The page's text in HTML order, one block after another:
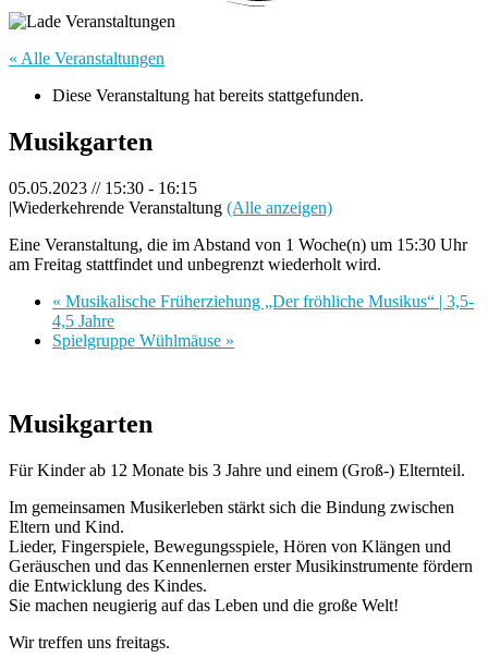
« Alle Veranstaltungen
Diese Veranstaltung hat bereits stattgefunden.
Musikgarten
05.05.2023 // 15:30 - 16:15
|Wiederkehrende Veranstaltung (Alle anzeigen)
Eine Veranstaltung, die im Abstand von 1 Woche(n) um 15:30 Uhr
am Freitag stattfindet und unbegrenzt wiederholt wird.
« Musikalische Früherziehung „Der fröhliche Musikus“ | 3,5-
4,5 Jahre
Spielgruppe Wühlmäuse »
Musikgarten
Für Kinder ab 12 Monate bis 3 Jahre und einem (Groß-) Elternteil.
Im gemeinsamen Musikerleben stärkt sich die Bindung zwischen
Eltern und Kind.
Lieder, Fingerspiele, Bewegungsspiele, Hören von Klängen und
Geräuschen und das Kennenlernen erster Musikinstrumente fördern
die Entwicklung des Kindes.
Sie machen neugierig auf das Leben und die große Welt!
Wir treffen uns freitags.